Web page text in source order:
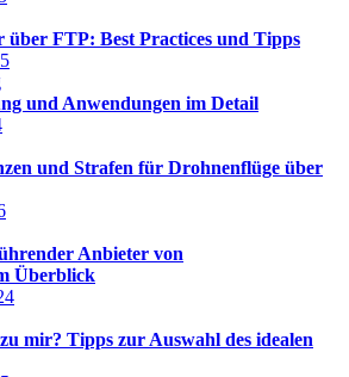
über FTP: Best Practices und Tipps
und Anwendungen im Detail
und Strafen für Drohnenflüge über
Anbieter von
Überblick
mir? Tipps zur Auswahl des idealen